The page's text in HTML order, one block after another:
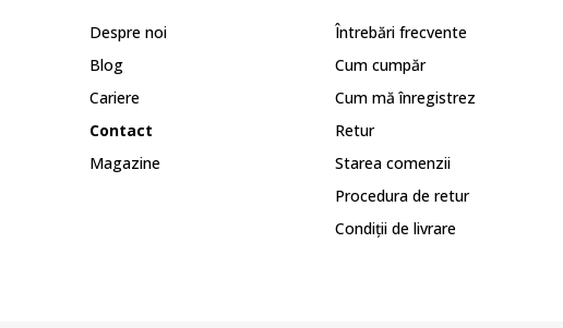
Despre noi
Blog
Cariere
Contact
Magazine
Întrebări frecvente
Cum cumpăr
Cum mă înregistrez
Retur
Starea comenzii
Procedura de retur
Condiții de livrare